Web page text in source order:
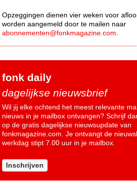
Opzeggingen dienen vier weken voor
worden aangemeld door te mailen naar
abonnementen@fonkmagazine.com
fonk daily
dagelijkse nieuwsbrief
Wil jij elke ochtend het meest relevante
nieuws in je mailbox ontvangen? Schrijf
op de gratis dagelijkse nieuwsupdate van
fonkmagazine.com. Je ontvangt de
werkdag stipt 7.00 uur in je mailbox.
Inschrijven